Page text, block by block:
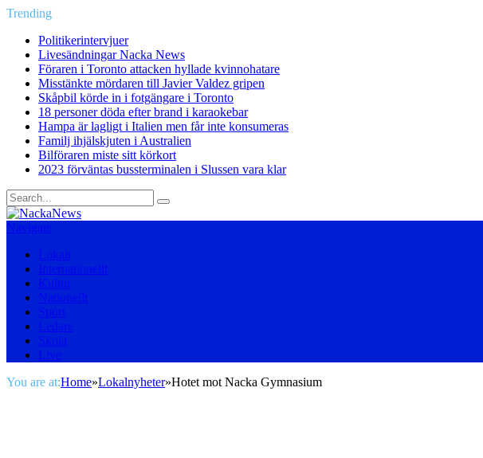
Trending
Politikerintervjuer
Livesändningar Nacka News
Föraren i Toronto attacken hyllade kvinnohatare
Misstänkte mördaren till Javier Valdez gripen
Skåpbil körde in i fotgängare i Toronto
18 personer döda efter brand i karaokebar
Hampa är lagligt i Italien men får inte konsumeras
Familj ihjälskjuten i Australien
Bilföraren miste sitt körkort
2023 förväntas bussterminalen i Slussen vara klar
Navigate
Lokalt
Internationellt
Kultur
Nationellt
Sport
Ledare
Skola
Live
You are at:Home»Lokalnyheter»Hotet mot Nacka Gymnasium